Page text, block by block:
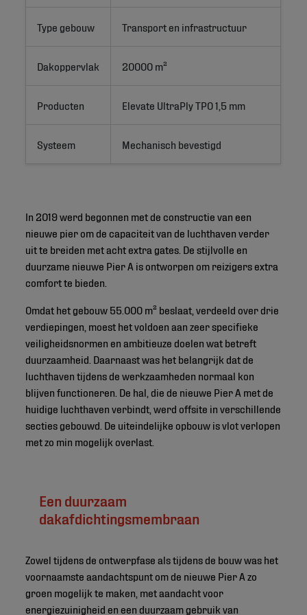
Type gebouw Transport en infrastructuur
Dakoppervlak 20000 m²
Producten Elevate UltraPly TPO 1,5 mm
Systeem Mechanisch bevestigd
In 2019 werd begonnen met de constructie van een
nieuwe pier om de capaciteit van de luchthaven verder
uit te breiden met acht extra gates. De stijlvolle en
duurzame nieuwe Pier A is ontworpen om reizigers extra
comfort te bieden.
Omdat het gebouw 55.000 m² beslaat, verdeeld over drie
verdiepingen, moest het voldoen aan zeer specifieke
veiligheidsnormen en ambitieuze doelen wat betreft
duurzaamheid. Daarnaast was het belangrijk dat de
luchthaven tijdens de werkzaamheden normaal kon
blijven functioneren. De hal, die de nieuwe Pier A met de
huidige luchthaven verbindt, werd offsite in verschillende
secties gebouwd. De uiteindelijke opbouw is vlot verlopen
met zo min mogelijk overlast.
Een duurzaam
dakafdichtingsmembraan
Zowel tijdens de ontwerpfase als tijdens de bouw was het
voornaamste aandachtspunt om de nieuwe Pier A zo
groen mogelijk te maken, met aandacht voor
energiezuinigheid en een duurzaam gebruik van